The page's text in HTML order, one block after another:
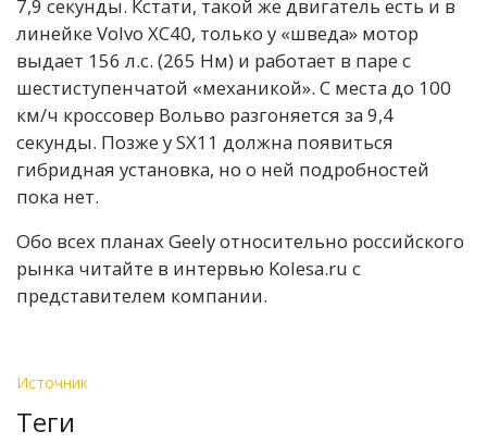
7,9 секунды. Кстати, такой же двигатель есть и в
линейке Volvo XC40, только у «шведа» мотор
выдает 156 л.с. (265 Нм) и работает в паре с
шестиступенчатой «механикой». С места до 100
км/ч кроссовер Вольво разгоняется за 9,4
секунды. Позже у SX11 должна появиться
гибридная установка, но о ней подробностей
пока нет.
Обо всех планах Geely относительно российского
рынка читайте в интервью Kolesa.ru с
представителем компании.
Источник
Теги